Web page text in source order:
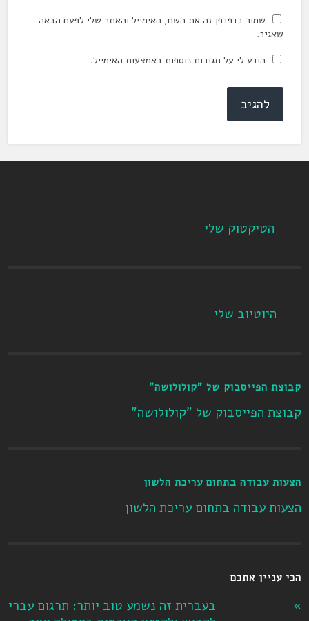
שמור בדפדפן זה את השם, האימייל והאתר שלי לפעם הבאה
שאגיב.
הודע לי על תגובות נוספות באמצעות האימייל.
הטיקטוק שלי
היוטיוב שלי
קבוצת הפייסבוק של "קולולושה"
קבוצת הפייסבוק של "קולולושה"
הצעות עבודה בתחום עריכת הלשון
הצעות עבודה בתחום עריכת הלשון
הכי עניין אתכם
בעברית זה נשמע טוב יותר: תרגום עברי